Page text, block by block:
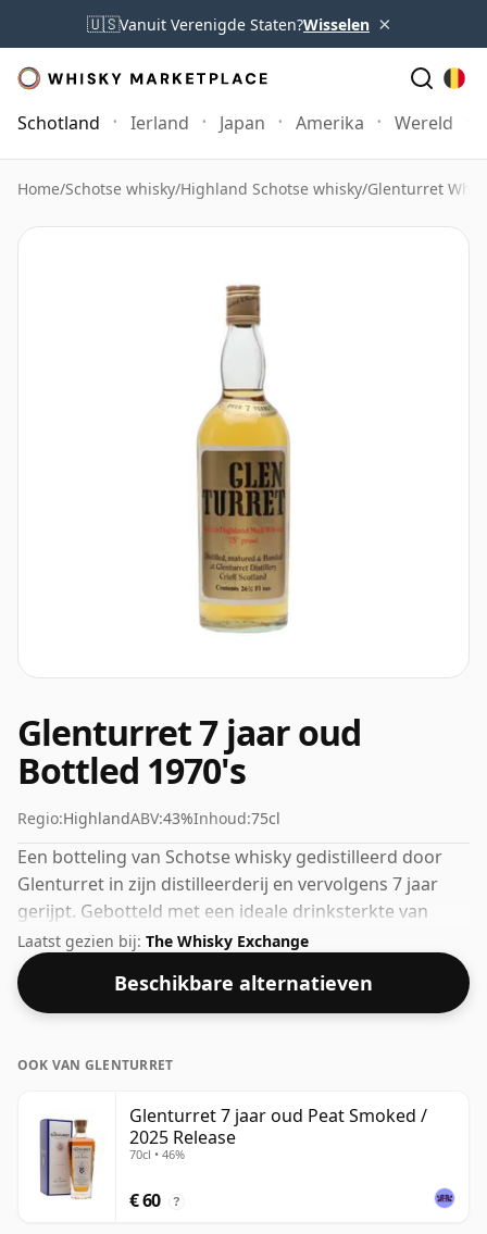
🇺🇸Vanuit Verenigde Staten?Wisselen ×
Schotland Ierland Japan Amerika Wereld
Home/Schotse whisky/Highland Schotse whisky/Glenturret
Glenturret 7 jaar oud
Bottled 1970's
Regio:HighlandABV:43%Inhoud:75cl
Een botteling van Schotse whisky gedistilleerd door
Glenturret in zijn distilleerderij en vervolgens 7 jaar
gerijpt. Gebotteld met een ideale drinksterkte van
43%, het perfecte niveau om te genieten van de
textuur en het mondgevoel van de sterke drank.
Laatst gezien bij: The Whisky Exchange
Beschikbare alternatieven
OOK VAN GLENTURRET
Glenturret 7 jaar oud Peat Smoked /
2025 Release
70cl • 46%
€ 60 ?